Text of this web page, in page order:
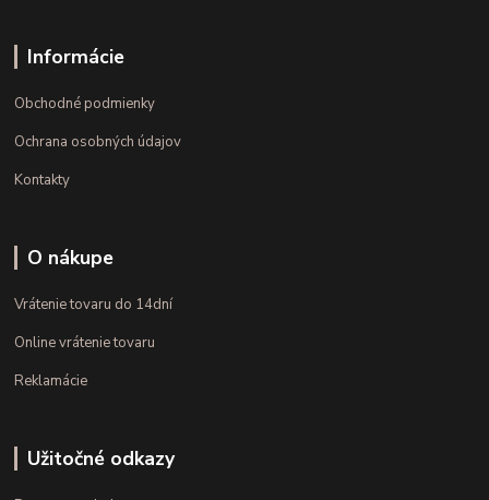
Informácie
Obchodné podmienky
Ochrana osobných údajov
Kontakty
O nákupe
Vrátenie tovaru do 14dní
Online vrátenie tovaru
Reklamácie
Užitočné odkazy